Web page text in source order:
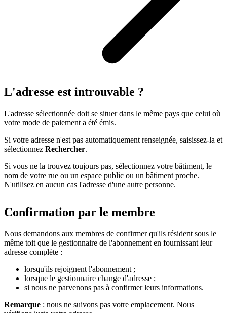
L'adresse est introuvable ?
L'adresse sélectionnée doit se situer dans le même pays que celui où
votre mode de paiement a été émis.
Si votre adresse n'est pas automatiquement renseignée, saisissez-la et
sélectionnez Rechercher.
Si vous ne la trouvez toujours pas, sélectionnez votre bâtiment, le
nom de votre rue ou un espace public ou un bâtiment proche.
N'utilisez en aucun cas l'adresse d'une autre personne.
Confirmation par le membre
Nous demandons aux membres de confirmer qu'ils résident sous le
même toit que le gestionnaire de l'abonnement en fournissant leur
adresse complète :
lorsqu'ils rejoignent l'abonnement ;
lorsque le gestionnaire change d'adresse ;
si nous ne parvenons pas à confirmer leurs informations.
Remarque : nous ne suivons pas votre emplacement. Nous